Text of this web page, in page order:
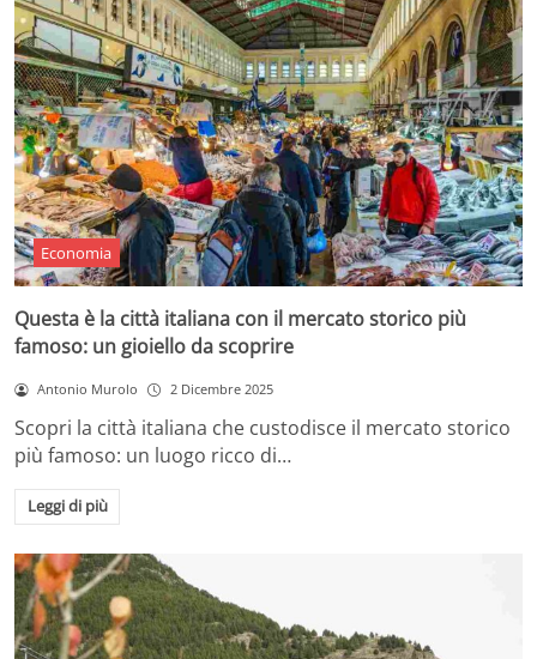
Economia
Questa è la città italiana con il mercato storico più
famoso: un gioiello da scoprire
Antonio Murolo 2 Dicembre 2025
Scopri la città italiana che custodisce il mercato storico
più famoso: un luogo ricco di…
Leggi di più